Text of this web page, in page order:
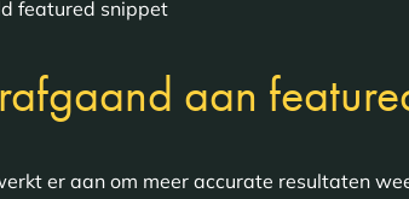
featured snippet
aan
er aan om meer accurate resultaten